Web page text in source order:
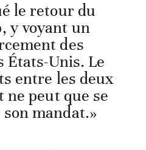
le retour du
y voyant un
des
États-Unis. Le
entre les deux
ne peut que se
mandat.»